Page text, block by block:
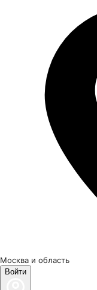
Москва и область
Войти